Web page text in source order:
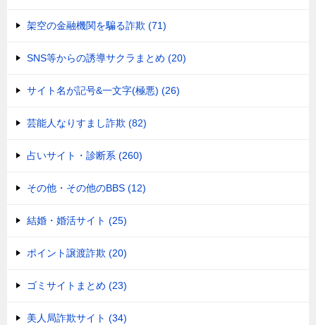
架空の金融機関を騙る詐欺 (71)
SNS等からの誘導サクラまとめ (20)
サイト名が記号&一文字(極悪) (26)
芸能人なりすまし詐欺 (82)
占いサイト・診断系 (260)
その他・その他のBBS (12)
結婚・婚活サイト (25)
ポイント譲渡詐欺 (20)
ゴミサイトまとめ (23)
美人局詐欺サイト (34)